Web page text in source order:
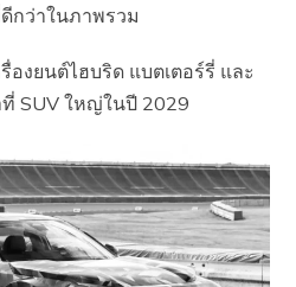
กว่าในภาพรวม
องยนต์ไฮบริด แบตเตอร์รี่ และ
SUV ใหญ่ในปี 2029